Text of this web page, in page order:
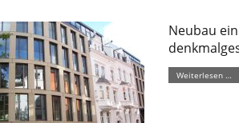
Neubau
Weiterlesen …